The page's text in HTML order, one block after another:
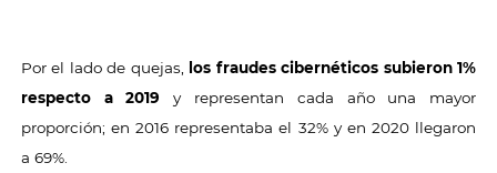
Por el lado de quejas, los fraudes cibernéticos subieron 1%
respecto a 2019 y representan cada año una mayor
proporción; en 2016 representaba el 32% y en 2020 llegaron
a 69%.